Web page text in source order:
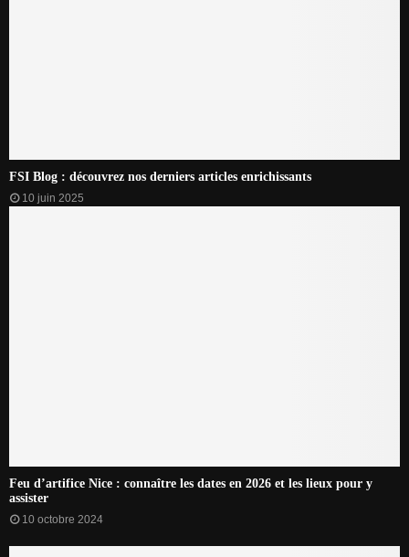
FSI Blog : découvrez nos derniers articles enrichissants
10 juin 2025
Feu d’artifice Nice : connaître les dates en 2026 et les lieux pour y
assister
10 octobre 2024